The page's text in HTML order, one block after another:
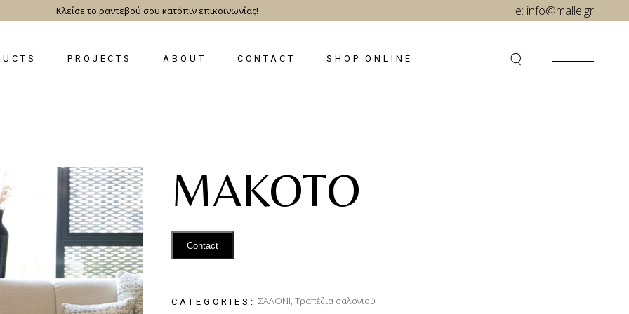
Κλείσε το ραντεβού σου κατόπιν επικοινωνίας! e: info@malle.gr
PROJECTS ABOUT CONTACT SHOP ONLINE
MAKOTO
Contact
CATEGORIES: ΣΑΛΟΝΙ, Τραπέζια σαλονιού